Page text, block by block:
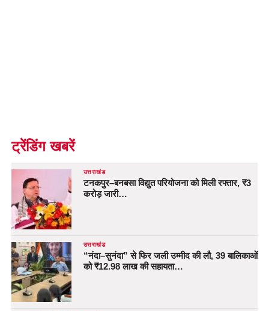
ट्रेंडिंग खबरें
उत्तराखंड
टनकपुर–बनबसा विद्युत परियोजना को मिली रफ्तार, ₹3
करोड़ जारी…
उत्तराखंड
“नंदा–सुनंदा” से फिर जली उम्मीद की लौ, 39 बालिकाओं
को ₹12.98 लाख की सहायता…